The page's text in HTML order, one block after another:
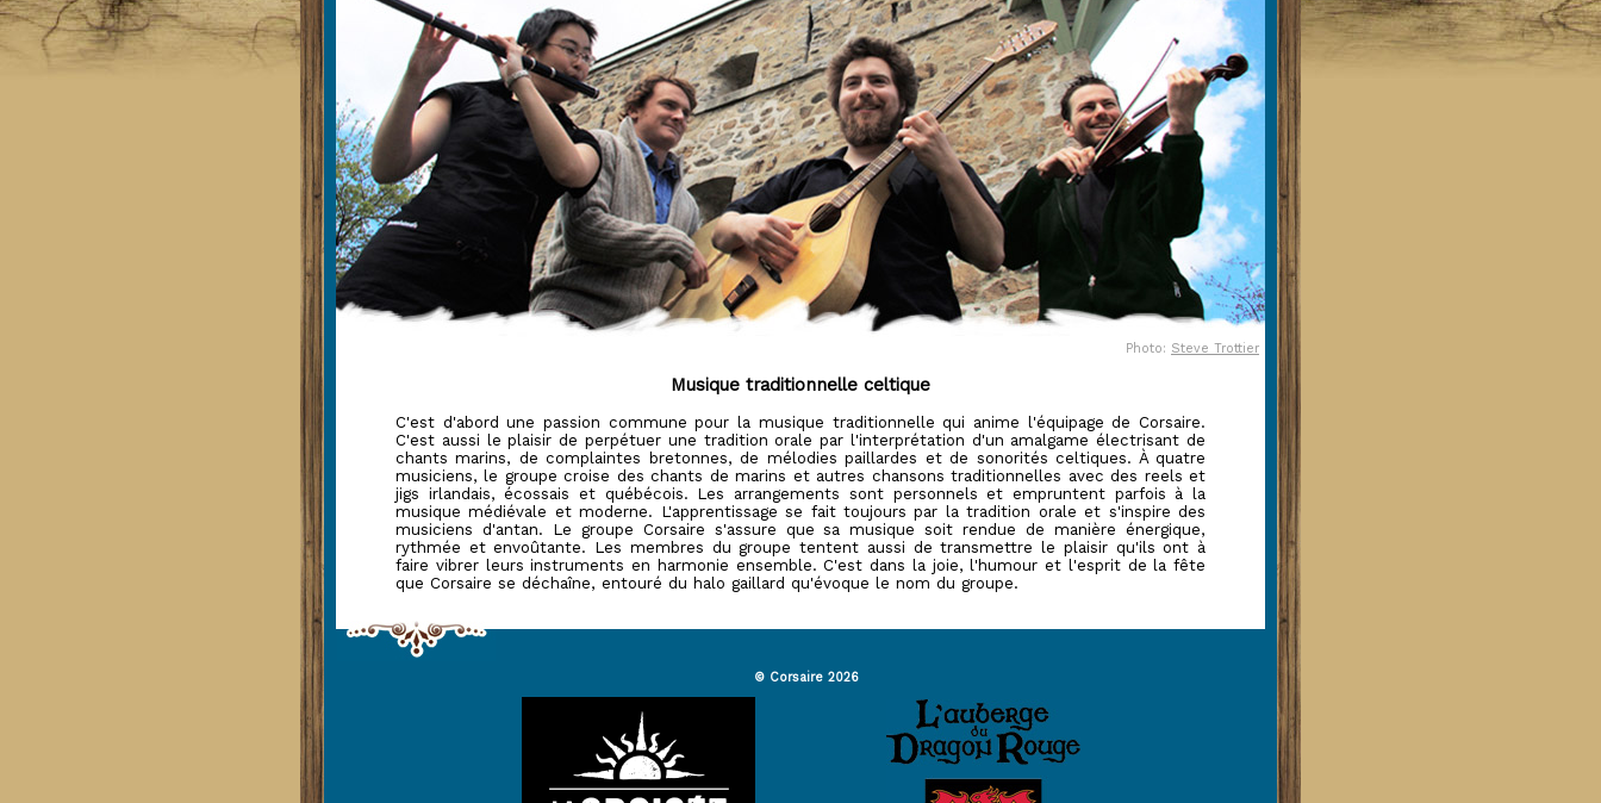
Photo: Steve Trottier
Musique traditionnelle celtique
C'est d'abord une passion commune pour la musique traditionnelle qui anime l'équipage de Corsaire.
C'est aussi le plaisir de perpétuer une tradition orale par l'interprétation d'un amalgame électrisant de
chants marins, de complaintes bretonnes, de mélodies paillardes et de sonorités celtiques. À quatre
musiciens, le groupe croise des chants de marins et autres chansons traditionnelles avec des reels et
jigs irlandais, écossais et québécois. Les arrangements sont personnels et empruntent parfois à la
musique médiévale et moderne. L'apprentissage se fait toujours par la tradition orale et s'inspire des
musiciens d'antan. Le groupe Corsaire s'assure que sa musique soit rendue de manière énergique,
rythmée et envoûtante. Les membres du groupe tentent aussi de transmettre le plaisir qu'ils ont à
faire vibrer leurs instruments en harmonie ensemble. C'est dans la joie, l'humour et l'esprit de la fête
que Corsaire se déchaîne, entouré du halo gaillard qu'évoque le nom du groupe.
© Corsaire 2026